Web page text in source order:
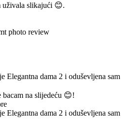
uživala slikajući 😊.
Elegantna dama 2 i oduševljena sam
na slijedeću 😊!
Elegantna dama 2 i oduševljena sam